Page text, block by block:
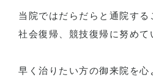
当院ではだらだらと通院す
社会復帰、競技復帰に努めて
早く治りたい方の御来院を心